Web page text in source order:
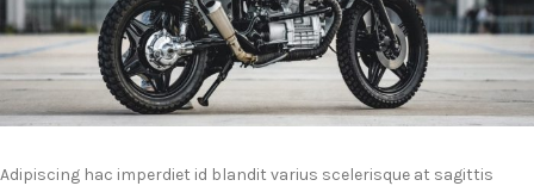
Adipiscing hac imperdiet id blandit varius scelerisque at sagittis